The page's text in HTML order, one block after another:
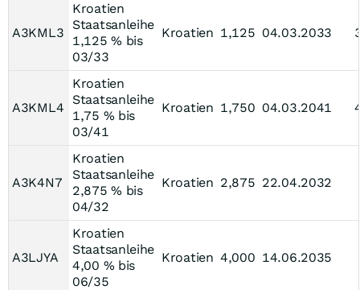
A3KML3
Kroatien
Staatsanleihe
1,125 % bis
03/33
Kroatien 1,125 04.03.2033
A3KML4
Kroatien
Staatsanleihe
1,75 % bis
03/41
Kroatien 1,750 04.03.2041
A3K4N7
Kroatien
Staatsanleihe
2,875 % bis
04/32
Kroatien 2,875 22.04.2032
A3LJYA
Kroatien
Staatsanleihe
4,00 % bis
06/35
Kroatien 4,000 14.06.2035